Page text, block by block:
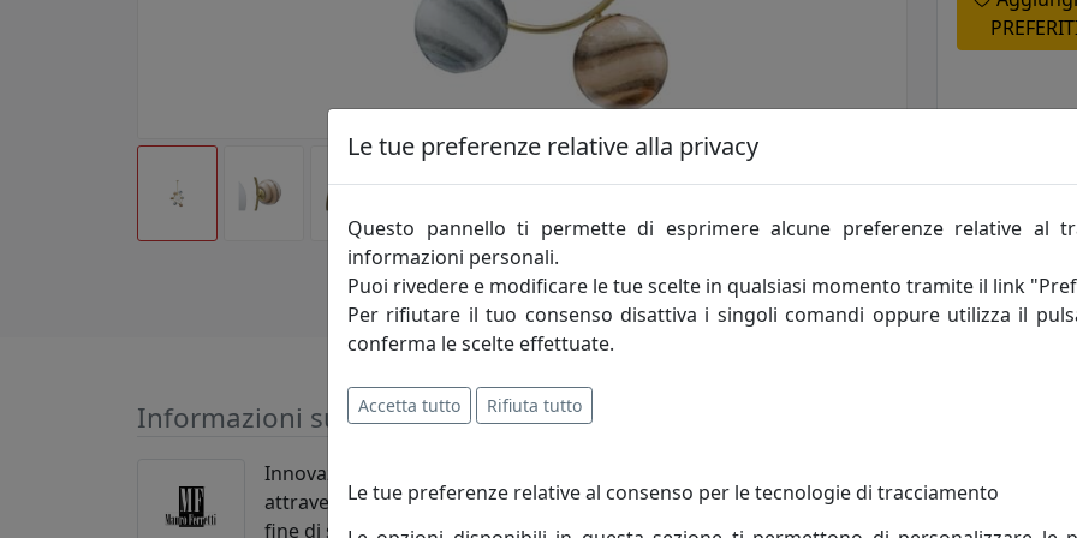
Informazioni sul brand
Innovazione-creatività-competitività: sono i principi fondamentali che incarnano lo
attraverso le evoluzioni del mercato, opera alla ricerca di un costante miglioramento
fine di soddisfare pienamente le esigenze di ogni cliente.
Le tue preferenze relative alla privacy
Questo pannello ti permette di esprimere alcune preferenze relative al
informazioni personali.
Puoi rivedere e modificare le tue scelte in qualsiasi momento tramite il link
Per rifiutare il tuo consenso disattiva i singoli comandi oppure utilizza il
conferma le scelte effettuate.
Accetta tutto Rifiuta tutto
Le tue preferenze relative al consenso per le tecnologie di tracciamento